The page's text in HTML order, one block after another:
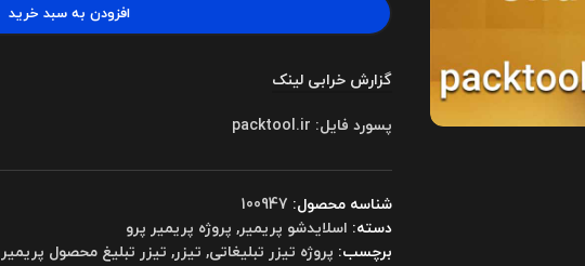
افزودن به سبد خرید
گزارش خرابی لینک
پسورد فایل: packtool.ir
شناسه محصول: 100947
دسته: اسلایدشو پریمیر, پروژه پریمیر پرو
برچسب: پروژه تیزر تبلیغاتی, تیزر, تیزر تبلیغ محصول پریمیر